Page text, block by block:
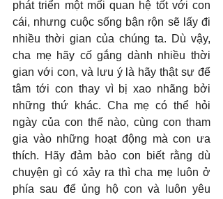
phát triển một mối quan hệ tốt với con
cái, nhưng cuộc sống bận rộn sẽ lấy đi
nhiều thời gian của chúng ta. Dù vậy,
cha mẹ hãy cố gắng dành nhiều thời
gian với con, và lưu ý là hãy thật sự để
tâm tới con thay vì bị xao nhãng bởi
những thứ khác. Cha mẹ có thể hỏi
ngày của con thế nào, cùng con tham
gia vào những hoạt động mà con ưa
thích. Hãy đảm bảo con biết rằng dù
chuyện gì có xảy ra thì cha mẹ luôn ở
phía sau để ủng hộ con và luôn yêu